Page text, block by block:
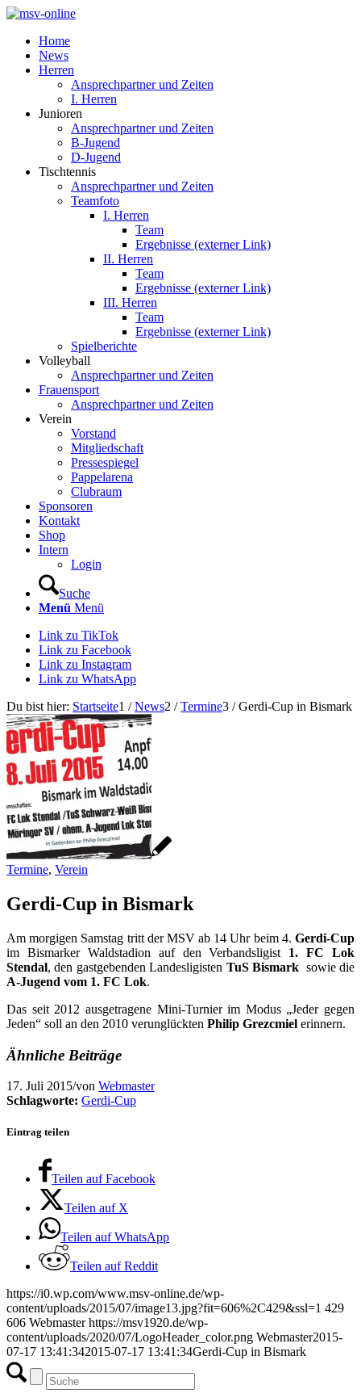
Home
News
Herren
Ansprechpartner und Zeiten
I. Herren
Junioren
Ansprechpartner und Zeiten
B-Jugend
D-Jugend
Tischtennis
Ansprechpartner und Zeiten
Teamfoto
I. Herren
Team
Ergebnisse (externer Link)
II. Herren
Team
Ergebnisse (externer Link)
III. Herren
Team
Ergebnisse (externer Link)
Spielberichte
Volleyball
Ansprechpartner und Zeiten
Frauensport
Ansprechpartner und Zeiten
Verein
Vorstand
Mitgliedschaft
Pressespiegel
Pappelarena
Clubraum
Sponsoren
Kontakt
Shop
Intern
Login
Suche
Menü Menü
Link zu TikTok
Link zu Facebook
Link zu Instagram
Link zu WhatsApp
Du bist hier: Startseite1 / News2 / Termine3 / Gerdi-Cup in Bismark
Termine, Verein
Gerdi-Cup in Bismark
Am morgigen Samstag tritt der MSV ab 14 Uhr beim 4. Gerdi-Cup
im Bismarker Waldstadion auf den Verbandsligist 1. FC Lok
Stendal, den gastgebenden Landesligisten TuS Bismarksowie die
A-Jugend vom 1. FC Lok.
Das seit 2012 ausgetragene Mini-Turnier im Modus „Jeder gegen
Jeden“ soll an den 2010 verunglückten Philip Grezcmiel erinnern.
Ähnliche Beiträge
17. Juli 2015/von Webmaster
Schlagworte: Gerdi-Cup
Eintrag teilen
Teilen auf Facebook
Teilen auf X
Teilen auf WhatsApp
Teilen auf Reddit
https://i0.wp.com/www.msv-online.de/wp-
content/uploads/2015/07/image13.jpg?fit=606%2C429&ssl=1 429
606 Webmaster https://msv1920.de/wp-
content/uploads/2020/07/LogoHeader_color.png Webmaster2015-
07-17 13:41:342015-07-17 13:41:34Gerdi-Cup in Bismark